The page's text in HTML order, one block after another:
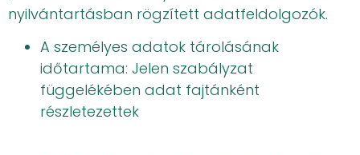
nyilvántartásban rögzített adatfeldolgozók.
A személyes adatok tárolásának
időtartama: Jelen szabályzat
függelékében adat fajtánként
részletezettek